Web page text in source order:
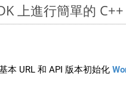
上進行簡單的
本 URL 和 API 版本初始化